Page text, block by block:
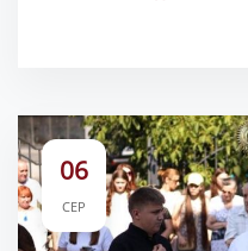
06
СЕР